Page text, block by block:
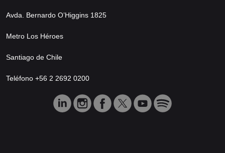
Avda. Bernardo O’Higgins 1825
Metro Los Héroes
Santiago de Chile
Teléfono +56 2 2692 0200